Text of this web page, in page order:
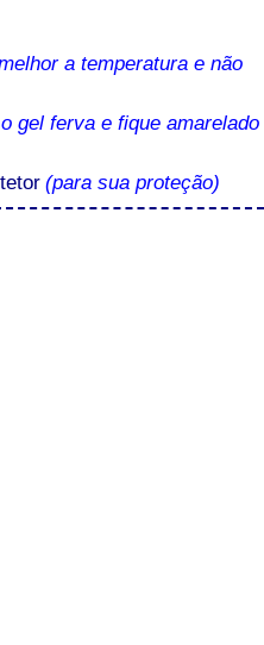
a temperatura e não
gel ferva e fique amarelado
(para sua proteção)